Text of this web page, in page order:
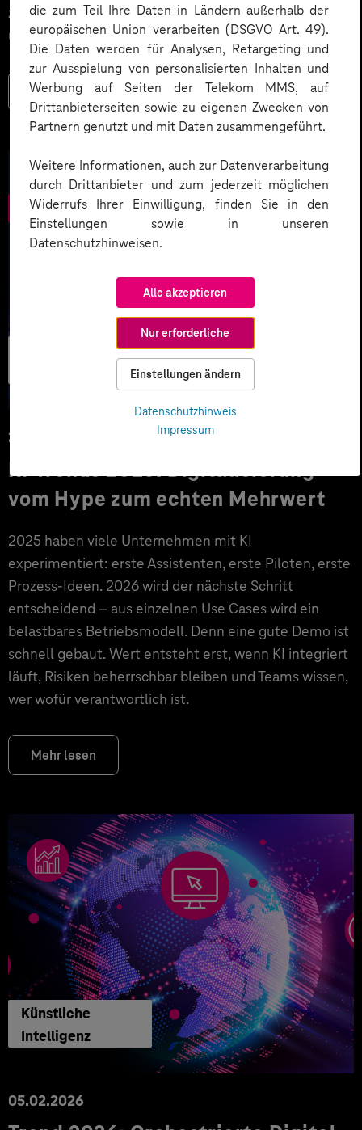
die zum Teil Ihre Daten in Ländern außerhalb der
europäischen Union verarbeiten (DSGVO Art. 49).
Die Daten werden für Analysen, Retargeting und
zur Ausspielung von personalisierten Inhalten und
Werbung auf Seiten der Telekom MMS, auf
Drittanbieterseiten sowie zu eigenen Zwecken von
Partnern genutzt und mit Daten zusammengeführt.
Weitere Informationen, auch zur Datenverarbeitung
durch Drittanbieter und zum jederzeit möglichen
Widerrufs Ihrer Einwilligung, finden Sie in den
Einstellungen sowie in unseren
Datenschutzhinweisen.
Alle akzeptieren
Nur erforderliche
Einstellungen ändern
Datenschutzhinweis
Impressum
zu bewältigen – etwa durch Marketing Automation
und intelligente Workflows.
Mehr lesen
25.02.2026
KI-Trends 2026: Digitalisierung
vom Hype zum echten Mehrwert
2025 haben viele Unternehmen mit KI
experimentiert: erste Assistenten, erste Piloten, erste
Prozess-Ideen. 2026 wird der nächste Schritt
entscheidend – aus einzelnen Use Cases wird ein
belastbares Betriebsmodell. Denn eine gute Demo ist
schnell gebaut. Wert entsteht erst, wenn KI integriert
läuft, Risiken beherrschbar bleiben und Teams wissen,
wer wofür verantwortlich ist.
Mehr lesen
Künstliche
Intelligenz
05.02.2026